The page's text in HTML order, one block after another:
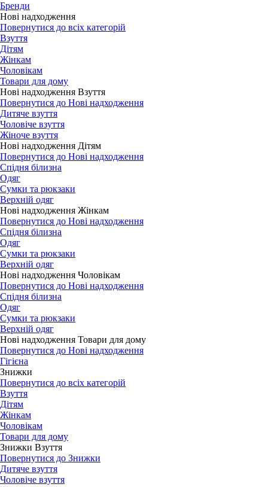
Бренди
Нові надходження
Повернутися до всіх категорій
Взуття
Дітям
Жінкам
Чоловікам
Товари для дому
Нові надходження Взуття
Повернутися до Нові надходження
Дитяче взуття
Чоловіче взуття
Жіноче взуття
Нові надходження Дітям
Повернутися до Нові надходження
Спідня білизна
Одяг
Сумки та рюкзаки
Верхній одяг
Нові надходження Жінкам
Повернутися до Нові надходження
Спідня білизна
Одяг
Сумки та рюкзаки
Верхній одяг
Нові надходження Чоловікам
Повернутися до Нові надходження
Спідня білизна
Одяг
Сумки та рюкзаки
Верхній одяг
Нові надходження Товари для дому
Повернутися до Нові надходження
Гігієна
Знижки
Повернутися до всіх категорій
Взуття
Дітям
Жінкам
Чоловікам
Товари для дому
Знижки Взуття
Повернутися до Знижки
Дитяче взуття
Чоловіче взуття